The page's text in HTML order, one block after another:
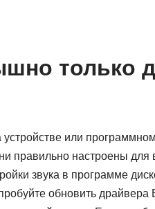
только
или
правильно настроены для
звука в программе
обновить драйвера